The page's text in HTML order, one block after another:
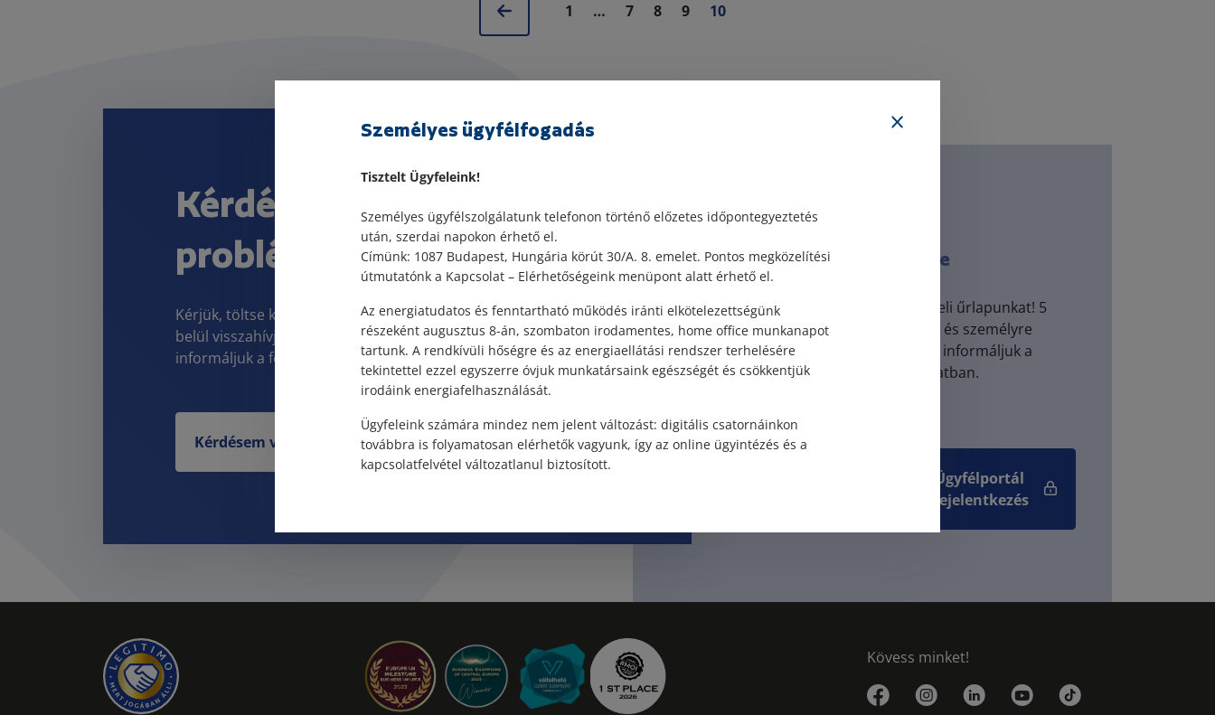
1 … 7 8 9 10
Kérdése vagy jogi
problémája van?
Kérjük, töltse ki kapcsolatfelvételi űrlapunkat! 5 munkanapon
belül visszahívjuk és személyre szabott tájékoztatás keretében
informáljuk a felmerült kérdéskörrel kapcsolatban.
Kérdésem van
Meglévő ügyfél?
Lépjen be az ügyféltérbe
Kérjük, töltse ki kapcsolatfelvételi űrlapunkat! 5
munkanapon belül visszahívjuk és személyre
szabott tájékoztatás keretében informáljuk a
felmerült kérdéskörrel kapcsolatban.
Ügyfélportál
bejelentkezés
Kövess minket!
Személyes ügyfélfogadás
Tisztelt Ügyfeleink!
Személyes ügyfélszolgálatunk telefonon történő előzetes időpontegyeztetés
után, szerdai napokon érhető el.
Címünk: 1087 Budapest, Hungária körút 30/A. 8. emelet. Pontos megközelítési
útmutatónk a Kapcsolat – Elérhetőségeink menüpont alatt érhető el.
Az energiatudatos és fenntartható működés iránti elkötelezettségünk
részeként augusztus 8-án, szombaton irodamentes, home office munkanapot
tartunk. A rendkívüli hőségre és az energiaellátási rendszer terhelésére
tekintettel ezzel egyszerre óvjuk munkatársaink egészségét és csökkentjük
irodáink energiafelhasználását.
Ügyfeleink számára mindez nem jelent változást: digitális csatornáinkon
továbbra is folyamatosan elérhetők vagyunk, így az online ügyintézés és a
kapcsolatfelvétel változatlanul biztosított.